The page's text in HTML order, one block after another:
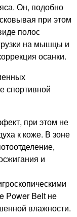
Он, подобно
при этом
полос
на мышцы и
осанки.
спортивной
при этом не
к коже. В зоне
и
Power Belt не
влажности.